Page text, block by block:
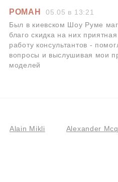
РОМАН
05.05 в 13:21
Был в киевском Шоу Руме
благо скидка на них
работу консультантов -
вопросы и выслушивая мои
моделей
Alain Mikli Alexander